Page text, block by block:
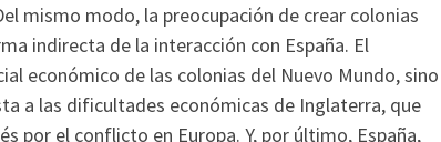
mismo modo, la preocupación de crear colonias
indirecta de la interacción con España. El
económico de las colonias del Nuevo Mundo, sino
a las dificultades económicas de Inglaterra, que
por el conflicto en Europa. Y, por último, España,